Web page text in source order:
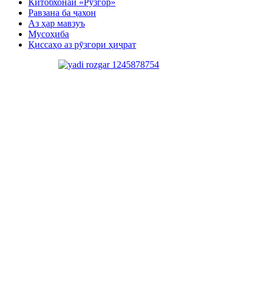
Китобхонаи «Рӯзгор»
Равзана ба ҷахон
Аз ҳар мавзуъ
Мусоҳиба
Қиссаҳо аз рӯзгори ҳиҷрат